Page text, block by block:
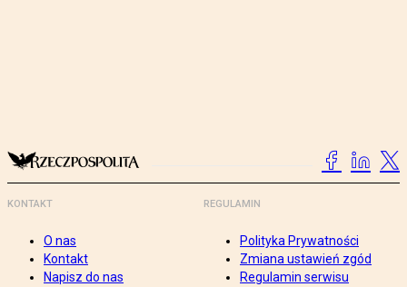
KONTAKT
O nas
Kontakt
Napisz do nas
REGULAMIN
Polityka Prywatności
Zmiana ustawień zgód
Regulamin serwisu